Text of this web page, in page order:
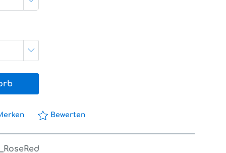
Bewerten